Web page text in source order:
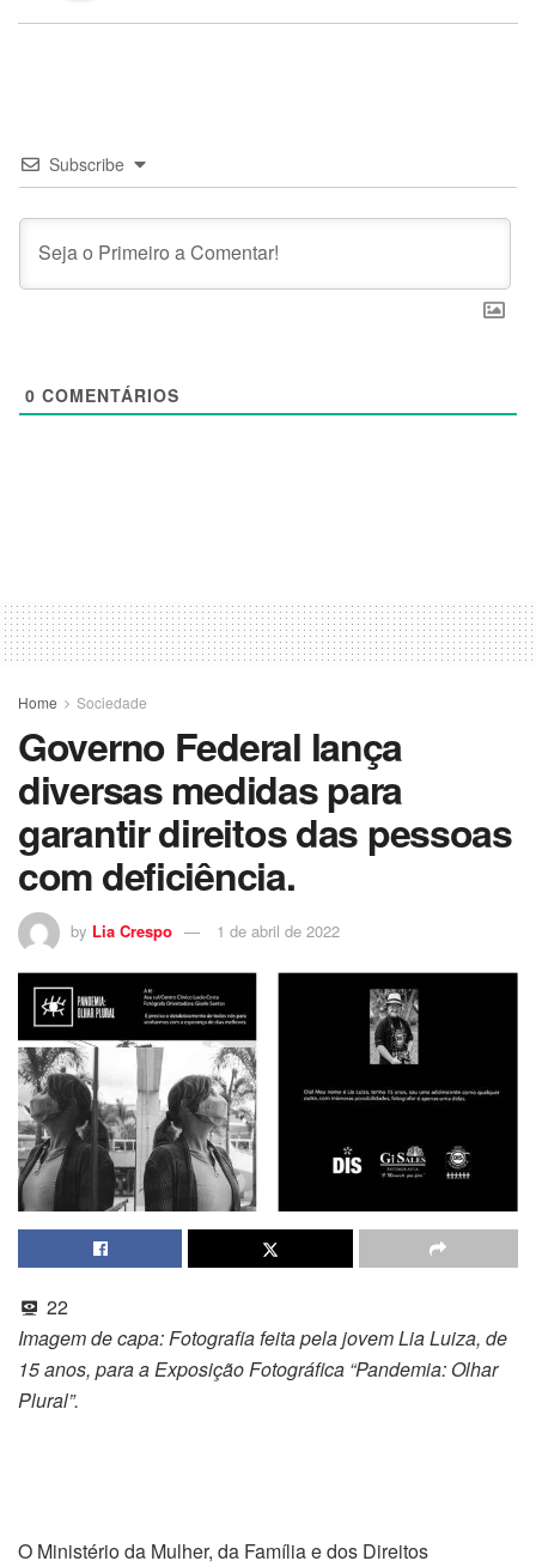
Subscribe
0 COMENTÁRIOS
Home Sociedade
Governo Federal lança
diversas medidas para
garantir direitos das pessoas
com deficiência.
by Lia Crespo 1 de abril de 2022
22
Imagem de capa:Fotografia feita pela jovem Lia Luiza, de
15 anos, para a Exposição Fotográfica “Pandemia: Olhar
Plural”.
O Ministério da Mulher, da Família e dos Direitos